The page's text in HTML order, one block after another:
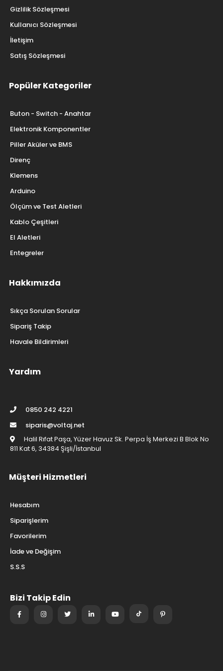
Gizlilik Sözleşmesi
Kullanıcı Sözleşmesi
İletişim
Satış Sözleşmesi
Popüler Kategoriler
Buton - Switch - Anahtar
Elektronik Komponentler
Piller Aküler ve BMS
Direnç
Klemens
Arduino
Ölçüm ve Test Aletleri
Kablo Çeşitleri
El Aletleri
Entegreler
Hakkımızda
Sıkça Sorulan Sorular
Sipariş Takip
Havale Bildirimleri
Yardım
0850 242 4221
siparis@voltaj.net
Halil Rıfat Paşa, Yüzer Havuz Sk. Perpa İş Merkezi B Blok No
811 Kat 6, 34384 Şişli/İstanbul
Müşteri Hizmetleri
Hesabım
Siparişlerim
Favorilerim
İade ve Değişim
S.S.S
Bizi Takip Edin